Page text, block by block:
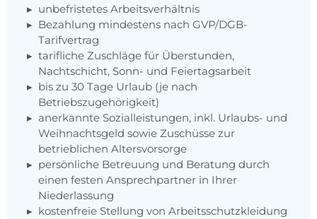
unbefristetes Arbeitsverhältnis
Bezahlung mindestens nach GVP/DGB-
Tarifvertrag
tarifliche Zuschläge für Überstunden,
Nachtschicht, Sonn- und Feiertagsarbeit
bis zu 30 Tage Urlaub (je nach
Betriebszugehörigkeit)
anerkannte Sozialleistungen, inkl. Urlaubs- und
Weihnachtsgeld sowie Zuschüsse zur
betrieblichen Altersvorsorge
persönliche Betreuung und Beratung durch
einen festen Ansprechpartner in Ihrer
Niederlassung
kostenfreie Stellung von Arbeitsschutzkleidung